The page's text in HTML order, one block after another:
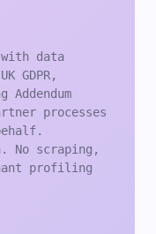
data
GDPR,
Addendum
processes
No scraping,
profiling